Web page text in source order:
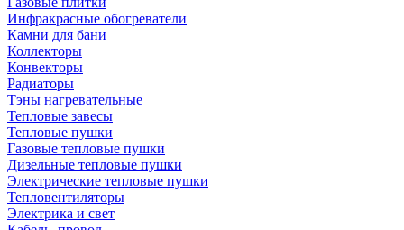
Инфракрасные обогреватели
Камни для бани
Коллекторы
Конвекторы
Радиаторы
Тэны нагревательные
Тепловые завесы
Тепловые пушки
Газовые тепловые пушки
Дизельные тепловые пушки
Электрические тепловые пушки
Тепловентиляторы
Электрика и свет